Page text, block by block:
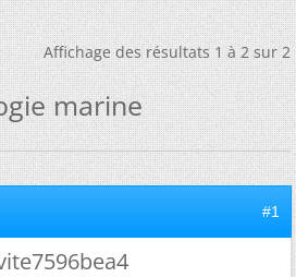
Affichage des résultats 1 à 2 sur 2
marine
#1